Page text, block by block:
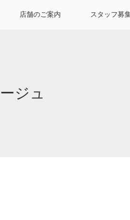
店舗のご案内 スタッフ募
ジュ